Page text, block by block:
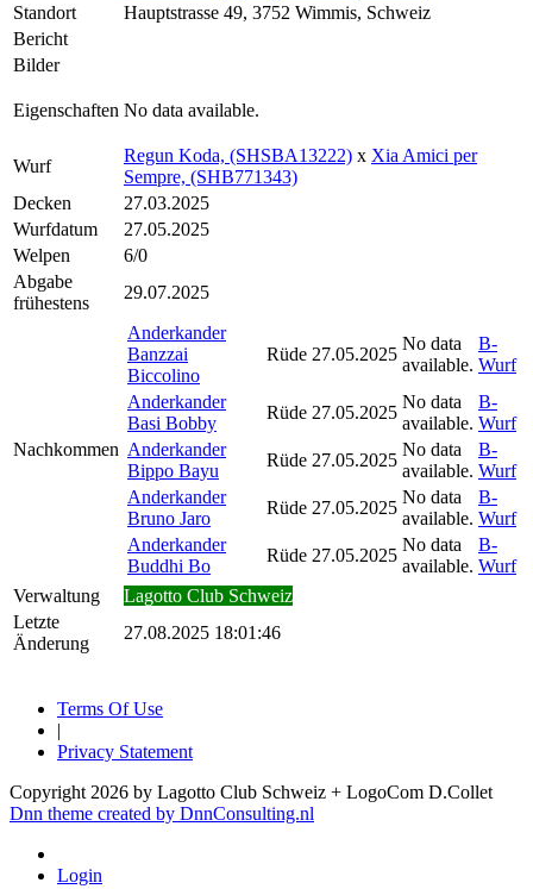
Standort
Hauptstrasse 49, 3752 Wimmis, Schweiz
Bericht
Bilder
Eigenschaften No data available.
Wurf
Regun Koda, (SHSBA13222) x Xia Amici per
Sempre, (SHB771343)
Decken
27.03.2025
Wurfdatum
27.05.2025
Welpen
6/0
Abgabe
frühestens
29.07.2025
Nachkommen
Anderkander
Banzzai
Biccolino
Rüde 27.05.2025
No data
available.
B-
Wurf
Anderkander
Basi Bobby
Rüde 27.05.2025
No data
available.
B-
Wurf
Anderkander
Bippo Bayu
Rüde 27.05.2025
No data
available.
B-
Wurf
Anderkander
Bruno Jaro
Rüde 27.05.2025
No data
available.
B-
Wurf
Anderkander
Buddhi Bo
Rüde 27.05.2025
No data
available.
B-
Wurf
Verwaltung
Lagotto Club Schweiz
Letzte
Änderung
27.08.2025 18:01:46
Terms Of Use
|
Privacy Statement
Copyright 2026 by Lagotto Club Schweiz + LogoCom D.Collet
Dnn theme created by DnnConsulting.nl
Login